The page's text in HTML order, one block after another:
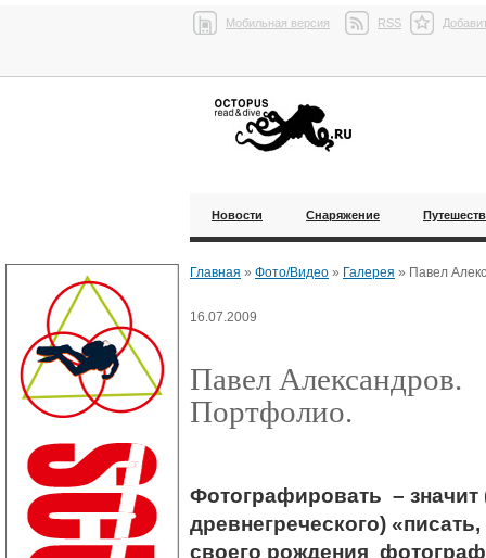
Мобильная версия RSS
Новости Снаряжение
Главная » Фото/Видео » Галерея » Павел
16.07.2009
Павел Александров.
Портфолио.
Фотографировать –
древнегреческого)
своего рождения